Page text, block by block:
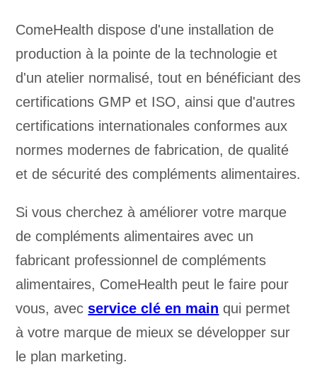
ComeHealth dispose d'une installation de
production à la pointe de la technologie et
d'un atelier normalisé, tout en bénéficiant des
certifications GMP et ISO, ainsi que d'autres
certifications internationales conformes aux
normes modernes de fabrication, de qualité
et de sécurité des compléments alimentaires.
Si vous cherchez à améliorer votre marque
de compléments alimentaires avec un
fabricant professionnel de compléments
alimentaires, ComeHealth peut le faire pour
vous, avecservice clé en main qui permet
à votre marque de mieux se développer sur
le plan marketing.